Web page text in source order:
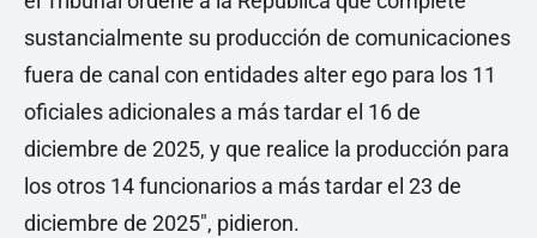
sustancialmente su producción de comunicaciones
fuera de canal con entidades alter ego para los 11
oficiales adicionales a más tardar el 16 de
diciembre de 2025, y que realice la producción para
los otros 14 funcionarios a más tardar el 23 de
diciembre de 2025″, pidieron.